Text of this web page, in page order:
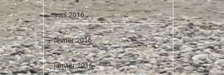
avril 2016
février 2016
janvier 2016